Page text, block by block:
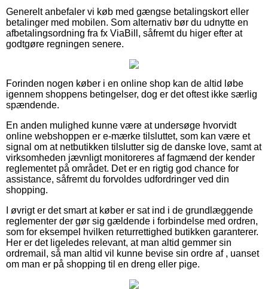
Generelt anbefaler vi køb med gængse betalingskort eller
betalinger med mobilen. Som alternativ bør du udnytte en
afbetalingsordning fra fx ViaBill, såfremt du higer efter at
godtgøre regningen senere.
Forinden nogen køber i en online shop kan de altid løbe
igennem shoppens betingelser, dog er det oftest ikke særlig
spændende.
En anden mulighed kunne være at undersøge hvorvidt
online webshoppen er e-mærke tilsluttet, som kan være et
signal om at netbutikken tilslutter sig de danske love, samt at
virksomheden jævnligt monitoreres af fagmænd der kender
reglementet på området. Det er en rigtig god chance for
assistance, såfremt du forvoldes udfordringer ved din
shopping.
I øvrigt er det smart at køber er sat ind i de grundlæggende
reglementer der gør sig gældende i forbindelse med ordren,
som for eksempel hvilken returrettighed butikken garanterer.
Her er det ligeledes relevant, at man altid gemmer sin
ordremail, så man altid vil kunne bevise sin ordre af , uanset
om man er på shopping til en dreng eller pige.